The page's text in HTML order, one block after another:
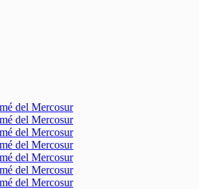
del Mercosur
del Mercosur
del Mercosur
del Mercosur
del Mercosur
del Mercosur
del Mercosur